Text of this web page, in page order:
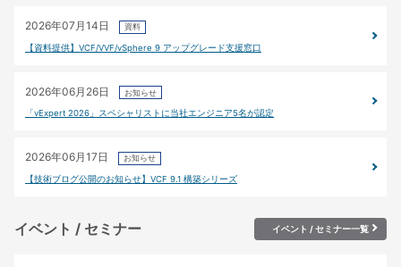
2026年07月14日 資料
【資料提供】VCF/VVF/vSphere 9 アップグレード支援窓口
2026年06月26日 お知らせ
「vExpert 2026」スペシャリストに当社エンジニア5名が認定
2026年06月17日 お知らせ
【技術ブログ公開のお知らせ】VCF 9.1 構築シリーズ
イベント / セミナー イベント / セミナー一覧